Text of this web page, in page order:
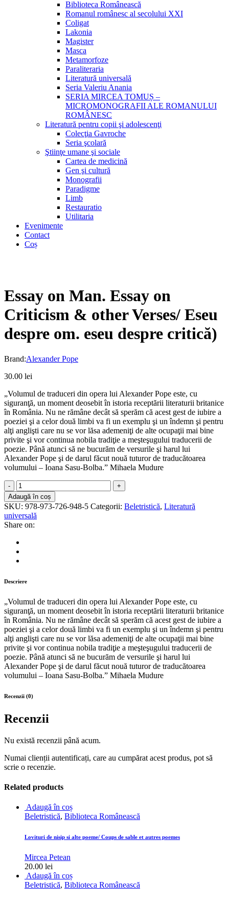
Biblioteca Românească
Romanul românesc al secolului XXI
Coligat
Lakonia
Magister
Masca
Metamorfoze
Paraliteraria
Literatură universală
Seria Valeriu Anania
SERIA MIRCEA TOMUȘ –
MICROMONOGRAFII ALE ROMANULUI
ROMÂNESC
Literatură pentru copii şi adolescenţi
Colecţia Gavroche
Seria şcolară
Ştiinţe umane şi sociale
Cartea de medicină
Gen şi cultură
Monografii
Paradigme
Limb
Restauratio
Utilitaria
Evenimente
Contact
Coș
Essay on Man. Essay on
Criticism & other Verses/ Eseu
despre om. eseu despre critică)
Brand:Alexander Pope
30.00 lei
„Volumul de traduceri din opera lui Alexander Pope este, cu
siguranţă, un moment deosebit în istoria receptării literaturii britanice
în România. Nu ne rămâne decât să sperăm că acest gest de iubire a
poeziei şi a celor două limbi va fi un exemplu şi un îndemn şi pentru
alţi anglişti care nu se vor lăsa ademeniţi de alte ocupaţii mai bine
privite şi vor continua nobila tradiţie a meşteşugului traducerii de
poezie. Până atunci să ne bucurăm de versurile şi harul lui
Alexander Pope şi de darul făcut nouă tuturor de traducătoarea
volumului – Ioana Sasu-Bolba.” Mihaela Mudure
Essay
on
Man.
Essay
on
Criticism
other
Verses/
om.
despre
critică)
quantity
Adaugă în coș
SKU: 978-973-726-948-5 Categorii: Beletristică, Literatură
universală
Share on:
Descriere
„Volumul de traduceri din opera lui Alexander Pope este, cu
siguranţă, un moment deosebit în istoria receptării literaturii britanice
în România. Nu ne rămâne decât să sperăm că acest gest de iubire a
poeziei şi a celor două limbi va fi un exemplu şi un îndemn şi pentru
alţi anglişti care nu se vor lăsa ademeniţi de alte ocupaţii mai bine
privite şi vor continua nobila tradiţie a meşteşugului traducerii de
poezie. Până atunci să ne bucurăm de versurile şi harul lui
Alexander Pope şi de darul făcut nouă tuturor de traducătoarea
volumului – Ioana Sasu-Bolba.” Mihaela Mudure
Recenzii (0)
Recenzii
Nu există recenzii până acum.
Numai clienții autentificați, care au cumpărat acest produs, pot să
scrie o recenzie.
Related products
Adaugă în coș
Beletristică, Biblioteca Românească
Lovituri de nisip si alte poeme/ Coups de sable et autres poemes
Mircea Petean
20.00 lei
Adaugă în coș
Beletristică, Biblioteca Românească